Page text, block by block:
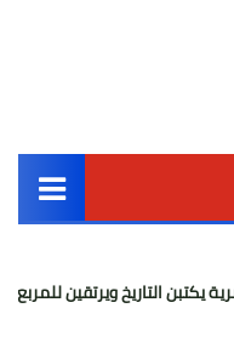
مصر
ويرتقين للمربع الذهبي